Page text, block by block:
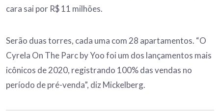
cara sai por R$ 11 milhões.
Serão duas torres, cada uma com 28 apartamentos. “O
Cyrela On The Parc by Yoo foi um dos lançamentos mais
icônicos de 2020, registrando 100% das vendas no
período de pré-venda”, diz Mickelberg.